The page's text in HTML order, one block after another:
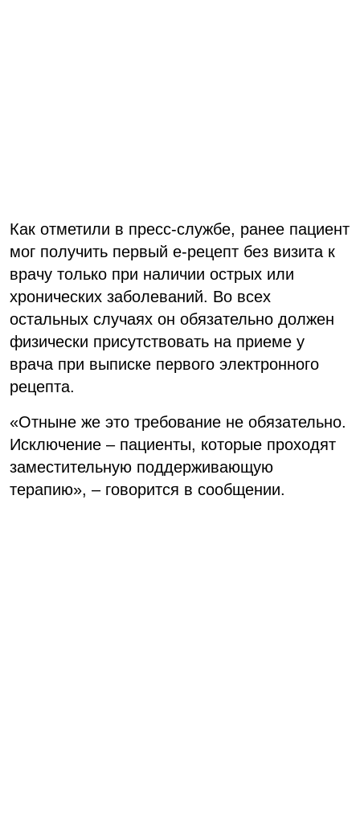
Как отметили в пресс-службе, ранее пациент
мог получить первый е-рецепт без визита к
врачу только при наличии острых или
хронических заболеваний. Во всех
остальных случаях он обязательно должен
физически присутствовать на приеме у
врача при выписке первого электронного
рецепта.
«Отныне же это требование не обязательно.
Исключение – пациенты, которые проходят
заместительную поддерживающую
терапию», – говорится в сообщении.